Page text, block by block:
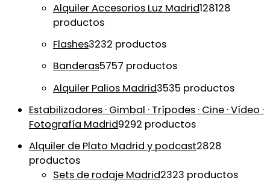
Alquiler Accesorios Luz Madrid128128
productos
Flashes3232 productos
Banderas5757 productos
Alquiler Palios Madrid3535 productos
Estabilizadores · Gimbal · Trípodes · Cine · Vídeo ·
Fotografía Madrid9292 productos
Alquiler de Plato Madrid y podcast2828
productos
Sets de rodaje Madrid2323 productos